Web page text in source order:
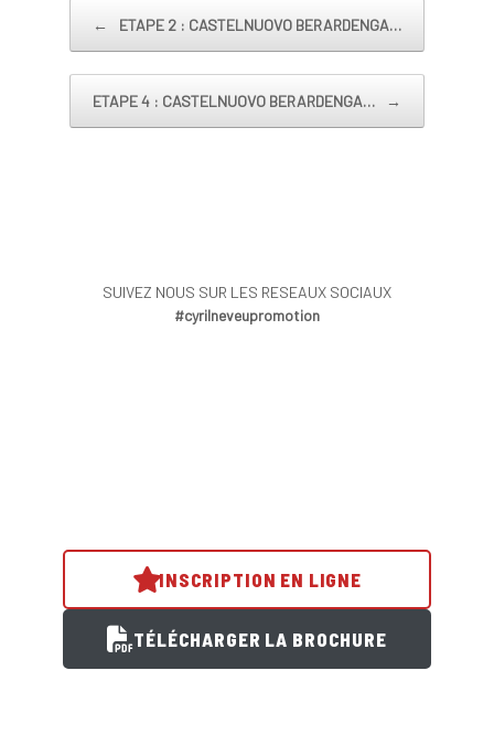
Post navigation
← ETAPE 2 : CASTELNUOVO BERARDENGA…
ETAPE 4 : CASTELNUOVO BERARDENGA… →
SUIVEZ NOUS SUR LES RESEAUX SOCIAUX
#cyrilneveupromotion
INSCRIPTION EN LIGNE
TÉLÉCHARGER LA BROCHURE